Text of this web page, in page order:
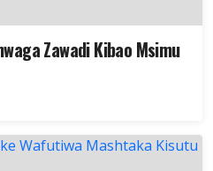
Zawadi Kibao Msimu